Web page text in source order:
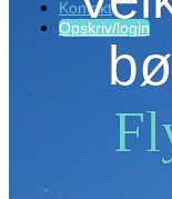
Kontakt
Opskriv/login